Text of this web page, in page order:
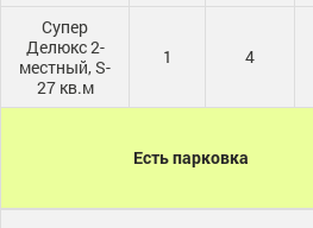
Супер
Делюкс 2-
местный, S-
27 кв.м
1 4
Есть парковка